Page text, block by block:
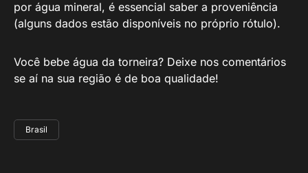
por água mineral, é essencial saber a proveniência
(alguns dados estão disponíveis no próprio rótulo).
Você bebe água da torneira? Deixe nos comentários
se aí na sua região é de boa qualidade!
Brasil